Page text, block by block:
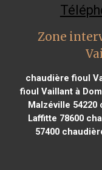
Zone
chaudière fioul
fioul Vaillant à
Malzéville 54220
Laffitte 78600
57400